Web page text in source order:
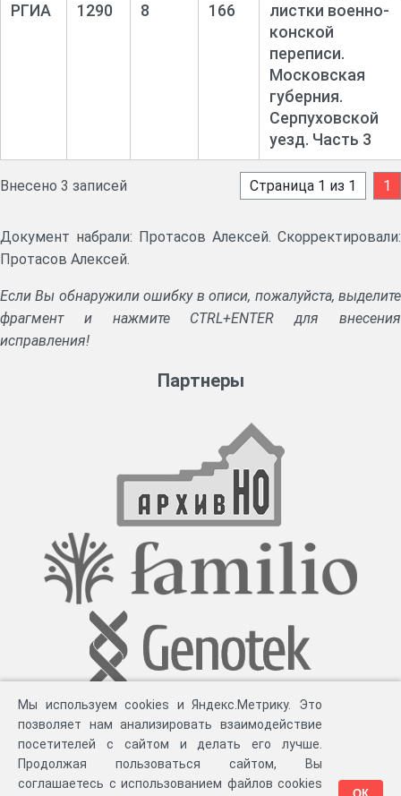
РГИА 1290 8 166
листки военно-
конской
переписи.
Московская
губерния.
Серпуховской
уезд. Часть 3
Внесено 3 записей Страница 1 из 1 1
Документ набрали: Протасов Алексей. Скорректировали:
Протасов Алексей.
Если Вы обнаружили ошибку в описи, пожалуйста, выделите
фрагмент и нажмите CTRL+ENTER для внесения
исправления!
Партнеры
Мы используем cookies и Яндекс.Метрику. Это
позволяет нам анализировать взаимодействие
посетителей с сайтом и делать его лучше.
Продолжая пользоваться сайтом, Вы
соглашаетесь с использованием файлов cookies
ОК